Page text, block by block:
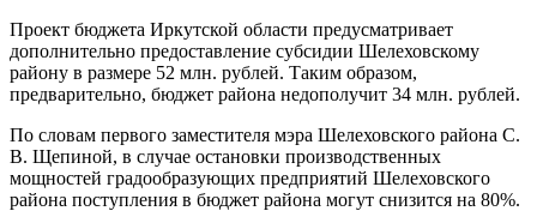
Проект бюджета Иркутской области предусматривает
дополнительно предоставление субсидии Шелеховскому
району в размере 52 млн. рублей. Таким образом,
предварительно, бюджет района недополучит 34 млн. рублей.
По словам первого заместителя мэра Шелеховского района С.
В. Щепиной, в случае остановки производственных
мощностей градообразующих предприятий Шелеховского
района поступления в бюджет района могут снизится на 80%.